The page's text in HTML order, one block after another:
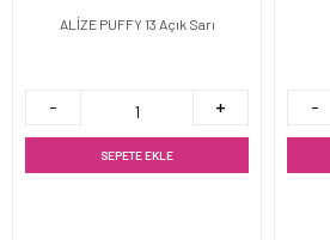
ALİZE PUFFY 13 Açık Sarı
SEPETE EKLE